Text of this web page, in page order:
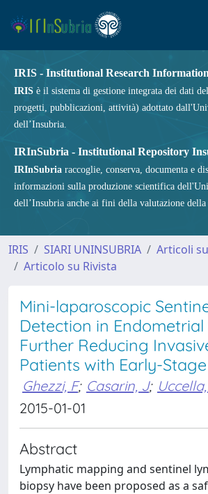
IRIS - Institutional Research
IRIS è il sistema di gestione integrata dei dati
progetti, pubblicazioni, attività) adottato
dell’Insubria.
IRInSubria - Institutional Repository
IRInSubria raccoglie, conserva, documenta e
informazioni sulla produzione scientifica
dell’Insubria anche ai fini della valutazione della
IRIS SIARI UNINSUBRIA
Articoli
Articolo su Rivista
Mini-laparoscopic
Detection in Endometrial
Further Reducing
Patients with Early-
Ghezzi, F; Casarin, J;
2015-01-01
Abstract
Lymphatic mapping and sentinel
biopsy have been proposed as a